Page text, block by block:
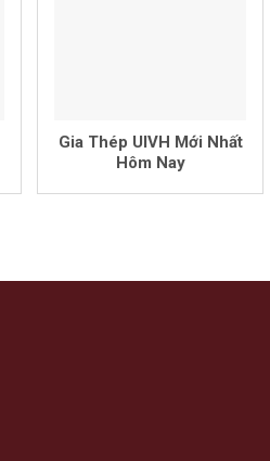
Gia Thép UIVH Mới Nhất
Hôm Nay